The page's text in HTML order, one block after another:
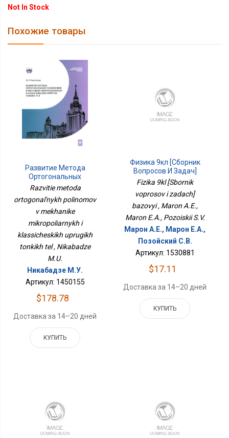
Not In Stock
Похожие товары
Развитие Метода
Ортогональных
Полиномов В Механике
Классических Упругих
Тонких Тел
Razvitie metoda
ortogonal'nykh polinomov
v mekhanike
mikropoliarnykh i
klassicheskikh uprugikh
tonkikh tel , Nikabadze
M.U.
Никабадзе М.У.
Артикул: 1450155
$178.78
Доставка за 14–20 дней
КУПИТЬ
Физика 9кл [Сборник
Вопросов И Задач]
Базовый
Fizika 9kl [Sbornik
voprosov i zadach]
bazovyi , Maron A.E.,
Maron E.A., Pozoiskii S.V.
Марон А.Е., Марон Е.А.,
Позойский С.В.
Артикул: 1530881
$17.11
Доставка за 14–20 дней
КУПИТЬ